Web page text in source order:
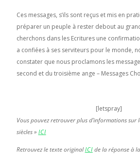
Ces messages, s’ils sont reçus et mis en
préparer un peuple à rester debout au
cherchons dans les Ecritures une
a confiées à ses serviteurs pour le monde,
constater que nous proclamons les
second et du troisième ange – Messages
[letspray]
Vous pouvez retrouver plus d’informations sur
siècles » ICI
Retrouvez le texte originalICIde la réponse à